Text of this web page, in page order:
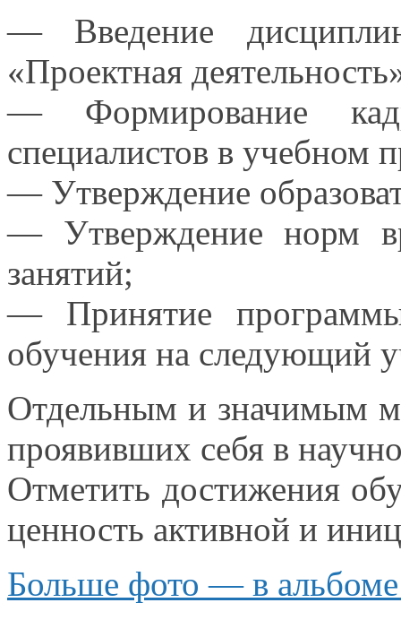
— Введение
«Проектная
— Формирование
специалистов в учебном
— Утверждение
— Утверждение норм
занятий;
— Принятие
обучения на следующий
Отдельными значимым
проявивших себя в
Отметить достижения
ценность активной и
Больше фото — в альбоме